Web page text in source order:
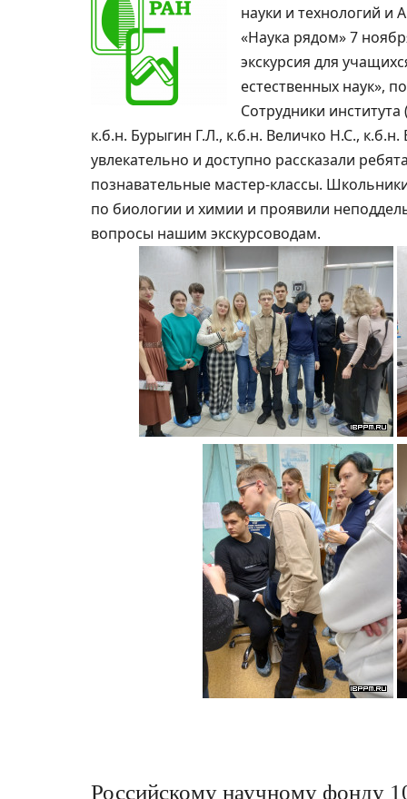
науки и технологий
«Наука рядом» 7
экскурсия для
естественных наук»,
Сотрудники
к.б.н. Бурыгин Г.Л., к.б.н. Величко Н.С.,
увлекательно и доступно рассказали
познавательные мастер-классы.
по биологии и химии и проявили
вопросы нашим экскурсоводам.
Российскому научному фонду